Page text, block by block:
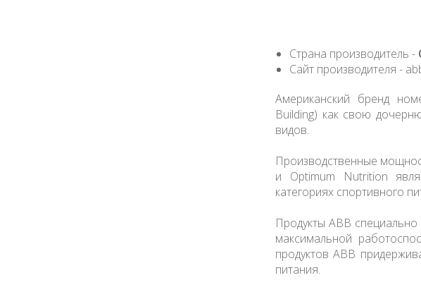
Страна производитель -
Сайт производителя -
Американский бренд
Building) как свою
видов.
Производственные
и Optimum Nutrition
категориях спортивного
Продукты ABB
максимальной
продуктов ABB
питания.